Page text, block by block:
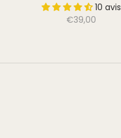
10 avis
€39,00